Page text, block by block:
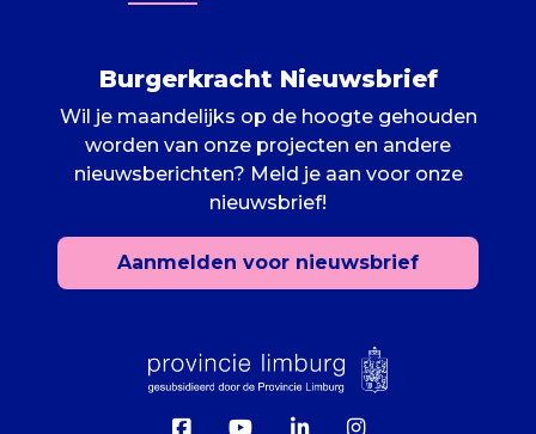
Burgerkracht Nieuwsbrief
Wil je maandelijks op de hoogte gehouden
worden van onze projecten en andere
nieuwsberichten? Meld je aan voor onze
nieuwsbrief!
Aanmelden voor nieuwsbrief